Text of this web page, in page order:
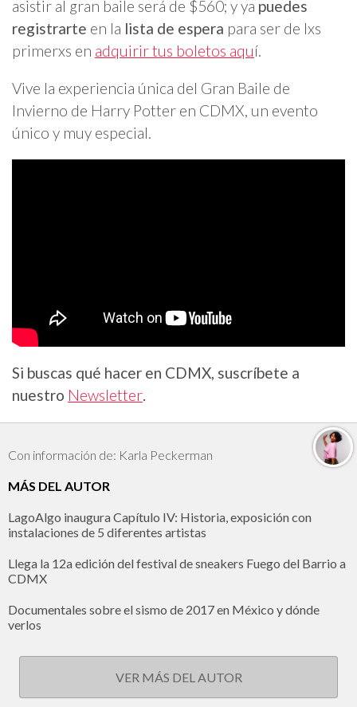
asistir al gran baile será de $560; y ya puedes
registrarte en la lista de espera para ser de lxs
primerxs en adquirir tus boletos aquí.
Vive la experiencia única del Gran Baile de
Invierno de Harry Potter en CDMX, un evento
único y muy especial.
Si buscas qué hacer en CDMX, suscríbete a
nuestro Newsletter.
Con información de: Karla Peckerman
MÁS DEL AUTOR
LagoAlgo inaugura Capítulo IV: Historia, exposición con
instalaciones de 5 diferentes artistas
Llega la 12a edición del festival de sneakers Fuego del Barrio a
CDMX
Documentales sobre el sismo de 2017 en México y dónde
verlos
VER MÁS DEL AUTOR